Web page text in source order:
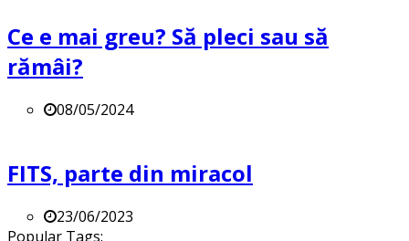
Ce e mai greu? Să pleci sau să
rămâi?
08/05/2024
FITS, parte din miracol
23/06/2023
Popular Tags: